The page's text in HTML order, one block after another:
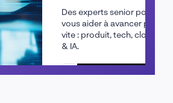
Des experts senior pour
vous aider à avancer plus
vite : produit, tech, cloud
& IA.
Planifier un appel